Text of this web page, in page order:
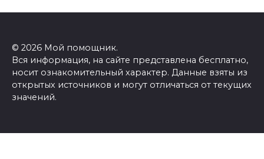
© 2026 Мой помощник.
Вся информация, на сайте представлена бесплатно,
носит ознакомительный характер. Данные взяты из
открытых источников и могут отличаться от текущих
значений.